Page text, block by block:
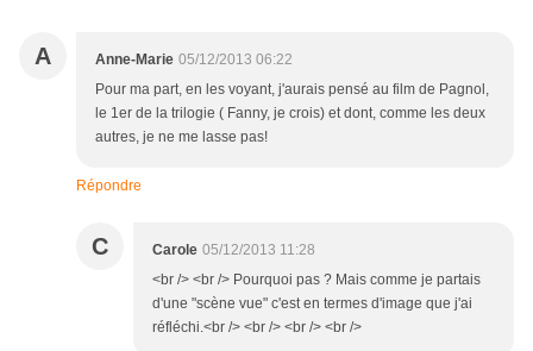
A Anne-Marie 05/12/2013 06:22
Pour ma part, en les voyant, j'aurais pensé au film de Pagnol,
le 1er de la trilogie ( Fanny, je crois) et dont, comme les deux
autres, je ne me lasse pas!
Répondre
C Carole 05/12/2013 11:28
<br /> <br /> Pourquoi pas ? Mais comme je partais
d'une "scène vue" c'est en termes d'image que j'ai
réfléchi.<br /> <br /> <br /> <br />